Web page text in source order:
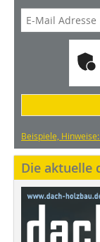
Beispiele,
Die aktuelle